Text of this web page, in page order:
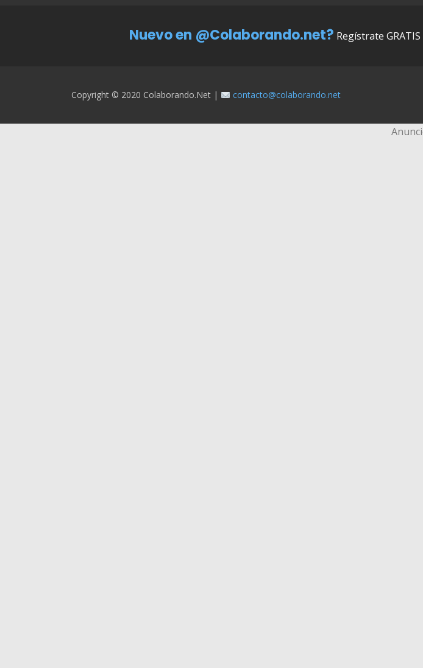
Nuevo en @Colaborando.net? Regístrate
Copyright © 2020 Colaborando.net | contacto@colaborando.net